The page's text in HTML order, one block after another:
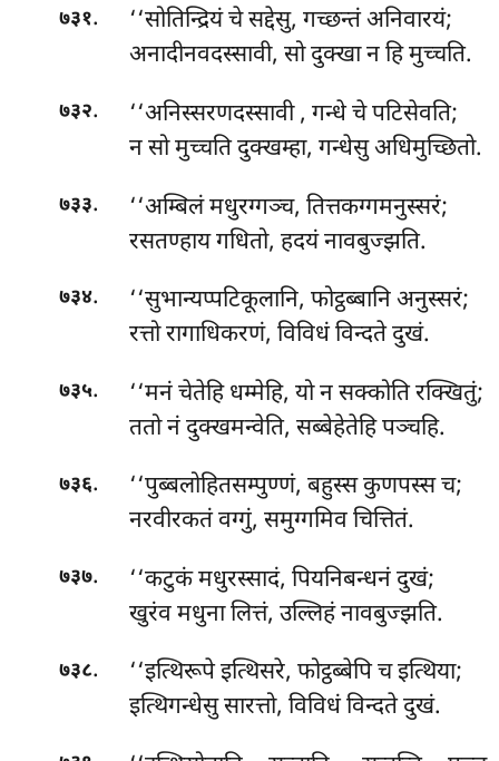
७३१.
‘‘सोतिन्द्रियं चे सद्देसु, गच्छन्तं अनिवारयं;
अनादीनवदस्सावी, सो दुक्खा न हि मुच्चति.
७३२. ‘‘अनिस्सरणदस्सावी, गन्धे चे पटिसेवति;
न सो मुच्चति दुक्खम्हा, गन्धेसु अधिमुच्छितो.
७३३.
‘‘अम्बिलं मधुरग्गञ्च, तित्तकग्गमनुस्सरं;
रसतण्हाय गधितो, हदयं नावबुज्झति.
७३४.
‘‘सुभान्यप्पटिकूलानि, फोट्ठब्बानि अनुस्सरं;
रत्तो रागाधिकरणं, विविधं विन्दते दुखं.
७३५.
‘‘मनं चेतेहि धम्मेहि, यो न सक्कोति रक्खितुं;
ततोनं दुक्खमन्वेति, सब्बेहेतेहि पञ्चहि.
७३६.
‘‘पुब्बलोहितसम्पुण्णं, बहुस्स कुणपस्स च;
नरवीरकतं वग्गुं, समुग्गमिव चित्तितं.
७३७.
‘‘कटुकं मधुरस्सादं, पियनिबन्धनं दुखं;
खुरंव मधुना लित्तं, उल्लिहं नावबुज्झति.
७३८.
‘‘इत्थिरूपे इत्थिसरे, फोट्ठब्बेपि च इत्थिया;
इत्थिगन्धेसु सारत्तो, विविधं विन्दते दुखं.